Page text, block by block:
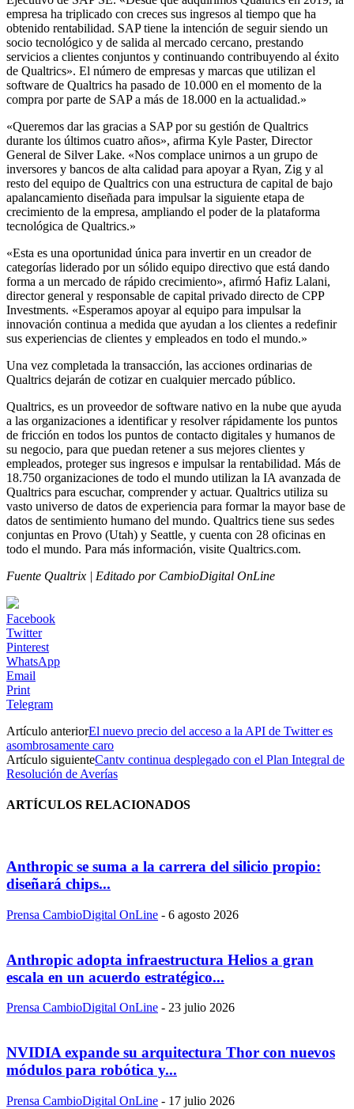
empresa ha triplicado con creces sus ingresos al tiempo que ha
obtenido rentabilidad. SAP tiene la intención de seguir siendo un
socio tecnológico y de salida al mercado cercano, prestando
servicios a clientes conjuntos y continuando contribuyendo al éxito
de Qualtrics». El número de empresas y marcas que utilizan el
software de Qualtrics ha pasado de 10.000 en el momento de la
compra por parte de SAP a más de 18.000 en la actualidad.»
«Queremos dar las gracias a SAP por su gestión de Qualtrics
durante los últimos cuatro años», afirma Kyle Paster, Director
General de Silver Lake. «Nos complace unirnos a un grupo de
inversores y bancos de alta calidad para apoyar a Ryan, Zig y al
resto del equipo de Qualtrics con una estructura de capital de bajo
apalancamiento diseñada para impulsar la siguiente etapa de
crecimiento de la empresa, ampliando el poder de la plataforma
tecnológica de Qualtrics.»
«Esta es una oportunidad única para invertir en un creador de
categorías liderado por un sólido equipo directivo que está dando
forma a un mercado de rápido crecimiento», afirmó Hafiz Lalani,
director general y responsable de capital privado directo de CPP
Investments. «Esperamos apoyar al equipo para impulsar la
innovación continua a medida que ayudan a los clientes a redefinir
sus experiencias de clientes y empleados en todo el mundo.»
Una vez completada la transacción, las acciones ordinarias de
Qualtrics dejarán de cotizar en cualquier mercado público.
Qualtrics, es un proveedor de software nativo en la nube que ayuda
a las organizaciones a identificar y resolver rápidamente los puntos
de fricción en todos los puntos de contacto digitales y humanos de
su negocio, para que puedan retener a sus mejores clientes y
empleados, proteger sus ingresos e impulsar la rentabilidad. Más de
18.750 organizaciones de todo el mundo utilizan la IA avanzada de
Qualtrics para escuchar, comprender y actuar. Qualtrics utiliza su
vasto universo de datos de experiencia para formar la mayor base de
datos de sentimiento humano del mundo. Qualtrics tiene sus sedes
conjuntas en Provo (Utah) y Seattle, y cuenta con 28 oficinas en
todo el mundo. Para más información, visite Qualtrics.com.
Fuente Qualtrix | Editado por CambioDigital OnLine
Facebook
Twitter
Pinterest
WhatsApp
Email
Print
Telegram
Artículo anteriorEl nuevo precio del acceso a la API de Twitter es
asombrosamente caro
Artículo siguienteCantv continua desplegado con el Plan Integral de
Resolución de Averías
ARTÍCULOS RELACIONADOS
Anthropic se suma a la carrera del silicio propio:
diseñará chips...
Prensa CambioDigital OnLine - 6 agosto 2026
Anthropic adopta infraestructura Helios a gran
escala en un acuerdo estratégico...
Prensa CambioDigital OnLine - 23 julio 2026
NVIDIA expande su arquitectura Thor con nuevos
módulos para robótica y...
Prensa CambioDigital OnLine - 17 julio 2026